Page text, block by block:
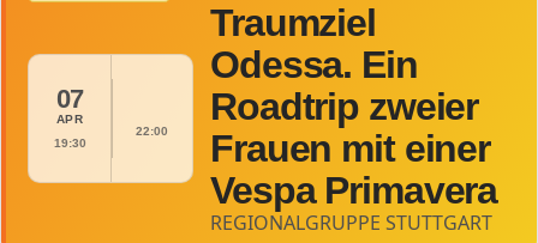
07
APR
19:30
22:00
Traumziel
Odessa. Ein
Roadtrip zweier
Frauen mit einer
Vespa Primavera
REGIONALGRUPPE STUTTGART